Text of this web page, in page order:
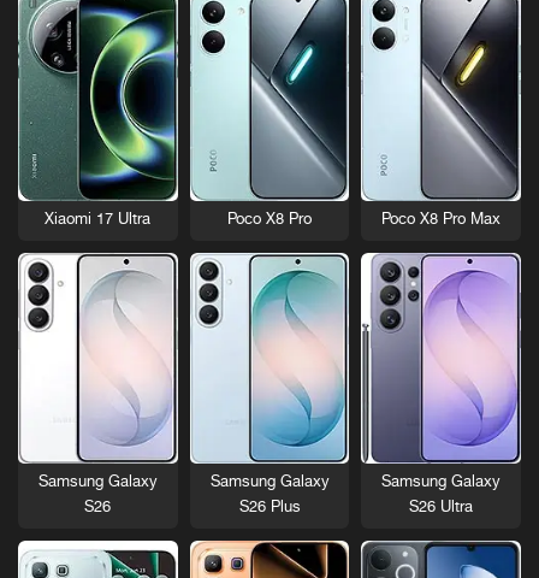
Poco X8 Pro Max
Poco X8 Pro
Xiaomi 17 Ultra
Samsung Galaxy
S26 Ultra
Samsung Galaxy
S26 Plus
Samsung Galaxy
S26